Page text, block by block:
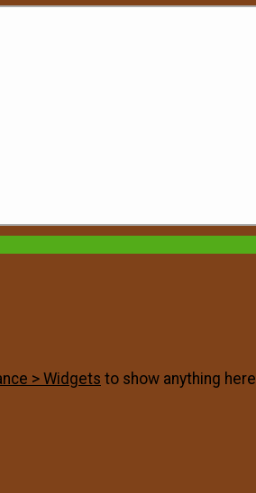
> Widgets to show anything here